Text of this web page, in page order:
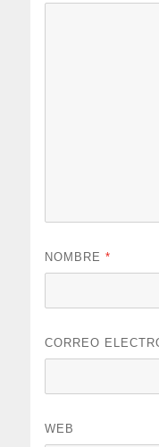
NOMBRE*
CORREO
WEB